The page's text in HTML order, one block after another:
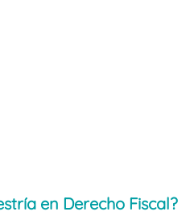
en Derecho Fiscal?